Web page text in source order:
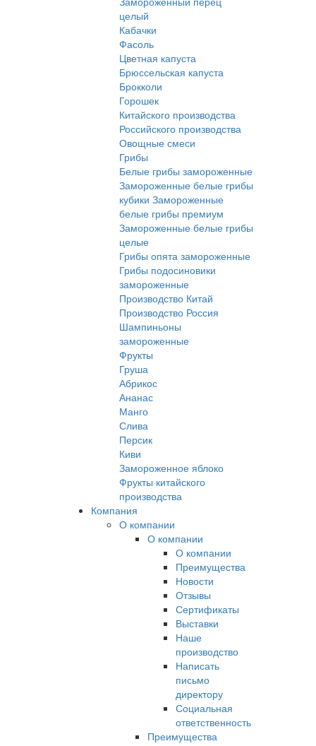
целый
Кабачки
Фасоль
Цветная капуста
Брюссельская капуста
Брокколи
Горошек
Китайского производства
Российского производства
Овощные смеси
Грибы
Белые грибы замороженные
Замороженные белые грибы
кубики Замороженные
белые грибы премиум
Замороженные белые грибы
целые
Грибы опята замороженные
Грибы подосиновики
замороженные
Производство Китай
Производство Россия
Шампиньоны
замороженные
Фрукты
Груша
Абрикос
Ананас
Манго
Слива
Персик
Киви
Замороженное яблоко
Фрукты китайского
производства
Компания
О компании
О компании
О компании
Преимущества
Новости
Отзывы
Сертификаты
Выставки
Наше
производство
Написать
письмо
директору
Социальная
ответственность
Преимущества